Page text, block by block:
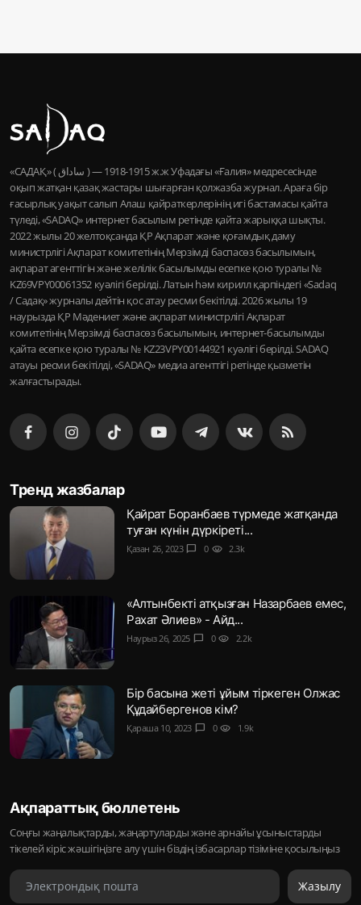
«САДАҚ» ( ساداق ) — 1915-1918 ж.ж Уфадағы «Ғалия» медресесінде
оқып жатқан қазақ жастары шығарған қолжазба журнал. Араға бір
ғасырлық уақыт салып Алаш қайраткерлерінің игі бастамасы қайта
түледі, «SADAQ» интернет басылым ретінде қайта жарыққа шықты.
2022 жылы 20 желтоқсанда ҚР Ақпарат және қоғамдық даму
министрлігі Ақпарат комитетінің Мерзімді баспасөз басылымын,
ақпарат агенттігін және желілік басылымды есепке қою туралы №
KZ69VPY00061352 куәлігі берілді. Латын һәм кирилл қарпіндегі «Sadaq
/ Садақ» журналы дейтін қос атау ресми бекітілді. 2026 жылы 19
наурызда ҚР Мәдениет және ақпарат министрлігі Ақпарат
комитетінің Мерзімді баспасөз басылымын, интернет-басылымды
қайта есепке қою туралы № KZ23VPY00144921 куәлігі берілді. SADAQ
атауы ресми бекітілді, «SADAQ» медиа агенттігі ретінде қызметін
жалғастырады.
Тренд жазбалар
Қайрат Боранбаев түрмеде жатқанда
туған күнін дүркіреті...
Қазан 26, 2023 chat_bubble 0 visibility 2.3k
«Алтынбекті атқызған Назарбаев емес,
Рахат Әлиев» - Айд...
Наурыз 26, 2025 chat_bubble 0 visibility 2.2k
Бір басына жеті ұйым тіркеген Олжас
Құдайбергенов кім?
Қараша 10, 2023 chat_bubble 0 visibility 1.9k
Ақпараттық бюллетень
Соңғы жаңалықтарды, жаңартуларды және арнайы ұсыныстарды
тікелей кіріс жәшігіңізге алу үшін біздің ізбасарлар тізіміне қосылыңыз
Жазылу